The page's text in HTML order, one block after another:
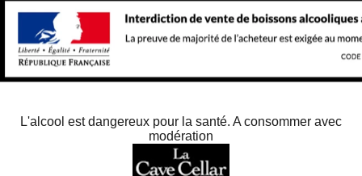
L'alcool est dangereux pour la santé. A consommer avec
modération